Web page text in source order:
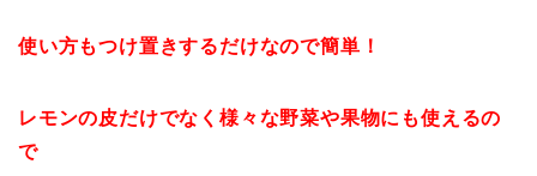
使い方もつけ置きするだけなので簡単！
レモンの皮だけでなく様々な野菜や果物にも使えるの
で